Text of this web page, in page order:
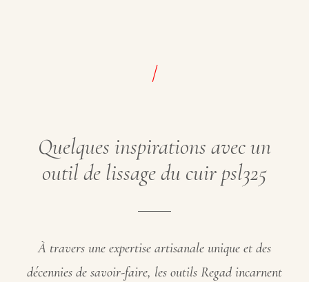
/
Quelques inspirations avec un
outil de lissage du cuir psl325
À travers une expertise artisanale unique et des
décennies de savoir-faire, les outils Regad incarnent